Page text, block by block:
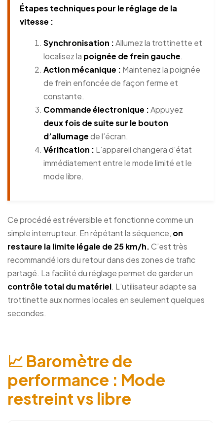
Étapes techniques pour le réglage de la
vitesse :
Synchronisation :Allumez la trottinette et
localisez la poignée de frein gauche.
Action mécanique : Maintenez la poignée
de frein enfoncée de façon ferme et
constante.
Commande électronique :Appuyez
deux fois de suite sur le bouton
d’allumagede l’écran.
Vérification : L’appareil changera d’état
immédiatement entre le mode limité et le
mode libre.
Ce procédé est réversible et fonctionne comme un
simple interrupteur. En répétant la séquence, on
restaure la limite légale de 25 km/h.C’est très
recommandé lors du retour dans des zones de trafic
partagé. La facilité du réglage permet de garder un
contrôle total du matériel. L’utilisateur adapte sa
trottinette aux normes locales en seulement quelques
secondes.
📈 Baromètre de
performance : Mode
restreint vs libre